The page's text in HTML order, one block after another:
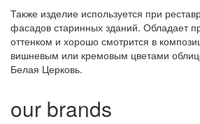
Также изделие используется при
фасадов старинных зданий. Обладает
оттенком и хорошо смотрится в
вишневым или кремовым цветами
Белая Церковь.
our brands